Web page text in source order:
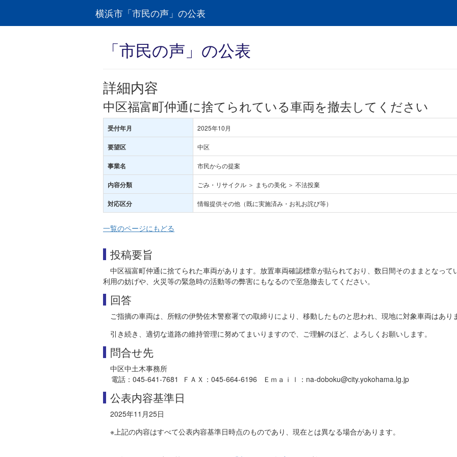
横浜市「市民の声」の公表
「市民の声」の公表
詳細内容
中区福富町仲通に捨てられている車両を撤去してください
受付年月 2025年10月
要望区 中区
事業名 市民からの提案
内容分類 ごみ・リサイクル ＞ まちの美化 ＞ 不法投棄
対応区分 情報提供その他（既に実施済み・お礼お詫び等）
一覧のページにもどる
投稿要旨
中区福富町仲通に捨てられた車両があります。放置車両確認標章が貼られており、数日間そのままとなっ
利用の妨げや、火災等の緊急時の活動等の弊害にもなるので至急撤去してください。
回答
ご指摘の車両は、所轄の伊勢佐木警察署での取締りにより、移動したものと思われ、現地に対象車両はあり
引き続き、適切な道路の維持管理に努めてまいりますので、ご理解のほど、よろしくお願いします。
問合せ先
中区中土木事務所
電話：045-641-7681 ＦＡＸ：045-664-6196 Ｅｍａｉｌ：na-doboku@city.yokohama.lg.jp
公表内容基準日
2025年11月25日
※上記の内容はすべて公表内容基準日時点のものであり、現在とは異なる場合があります。